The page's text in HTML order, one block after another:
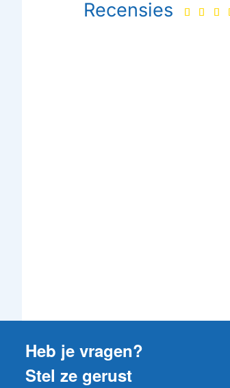
Recensies
Heb je vragen?
Stel ze gerust